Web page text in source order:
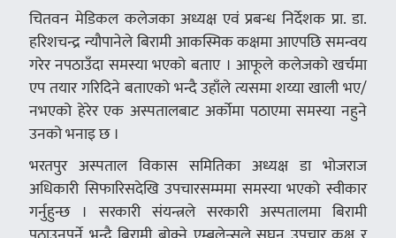
चितवन मेडिकल कलेजका अध्यक्ष एवं प्रबन्ध निर्देशक प्रा. डा.
हरिशचन्द्र न्यौपानेले बिरामी आकस्मिक कक्षमा आएपछि समन्वय
गरेर नपठाउँदा समस्या भएको बताए । आफूले कलेजको खर्चमा
एप तयार गरिदिने बताएको भन्दै उहाँले त्यसमा शय्या खाली भए/
नभएको हेरेर एक अस्पतालबाट अर्कोमा पठाएमा समस्या नहुने
उनको भनाइ छ ।
भरतपुर अस्पताल विकास समितिका अध्यक्ष डा भोजराज
अधिकारी सिफारिसदेखि उपचारसम्ममा समस्या भएको स्वीकार
गर्नुहुन्छ । सरकारी संयन्त्रले सरकारी अस्पतालमा बिरामी